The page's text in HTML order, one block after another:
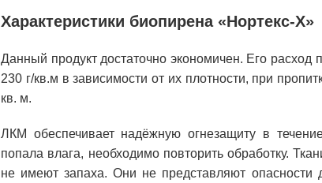
Характеристики биопирена «Нортекс-Х»
Данный продукт достаточно экономичен. Его расход
230 г/кв.м в зависимости от их плотности, при
кв. м.
ЛКМ обеспечивает надёжную огнезащиту в
попала влага, необходимо повторить обработку.
не имеют запаха. Они не представляют